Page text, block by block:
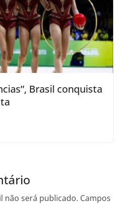
Brasil conquista
não será publicado. Campos